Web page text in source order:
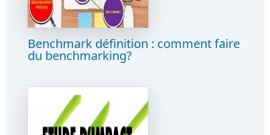
Benchmark définition : comment faire
du benchmarking?